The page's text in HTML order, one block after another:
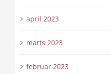
april 2023
marts 2023
februar 2023